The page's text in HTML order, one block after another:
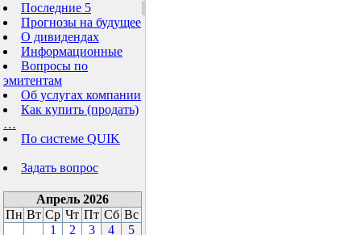
Последние 5
Прогнозы на будущее
О дивидендах
Информационные
Вопросы по
эмитентам
Об услугах компании
Как купить (продать)
…
По системе QUIK
Задать вопрос
Апрель 2026
Пн Вт Ср Чт Пт Сб Вс
1
2 3 4
5